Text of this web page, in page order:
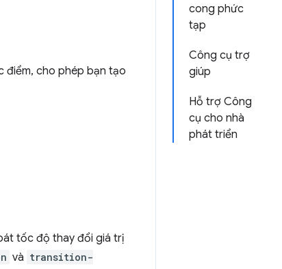
cong phức
tạp
Công cụ trợ
giúp
Hỗ trợ Công
cụ cho nhà
phát triển
điểm, cho phép bạn tạo
tốc độ thay đổi giá trị
và transition-